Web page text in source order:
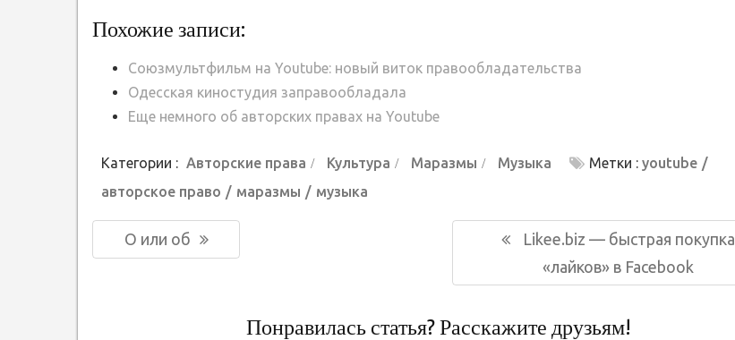
Похожие записи:
Союзмультфильм на Youtube: новый виток правообладательства
Одесская киностудия заправообладала
Еще немного об авторских правах на Youtube
Категории : Авторские права Культура Маразмы Музыка Метки : youtube
авторское право
маразмы музыка
Навигация
по Предыдущая
О или об
Следующая
запись:
Likee.biz — быстрая покупка
«лайков» в Facebook
Понравилась статья? Расскажите друзьям!